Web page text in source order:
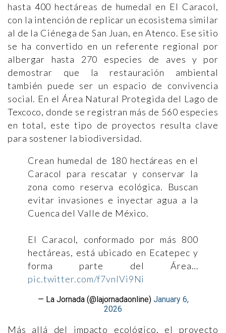
hasta 400 hectáreas de humedal en El Caracol,
con la intención de replicar un ecosistema similar
al de la Ciénega de San Juan, en Atenco. Ese sitio
se ha convertido en un referente regional por
albergar hasta 270 especies de aves y por
demostrar que la restauración ambiental
también puede ser un espacio de convivencia
social. En el Área Natural Protegida del Lago de
Texcoco, donde se registran más de 560 especies
en total, este tipo de proyectos resulta clave
para sostener la biodiversidad.
Crean humedal de 180 hectáreas en el
Caracol para rescatar y conservar la
zona como reserva ecológica. Buscan
evitar invasiones e inyectar agua a la
Cuenca del Valle de México.
El Caracol, conformado por más 800
hectáreas, está ubicado en Ecatepec y
forma parte del Área…
pic.twitter.com/f7vnIVi9Ni
— La Jornada (@lajornadaonline) January 6,
2026
Más allá del impacto ecológico, el proyecto